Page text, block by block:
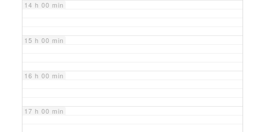
14 h 00 min
15 h 00 min
16 h 00 min
17 h 00 min